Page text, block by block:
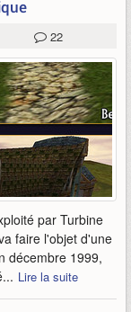
22
par Turbine
faire l'objet d'une
décembre 1999,
Lire la suite